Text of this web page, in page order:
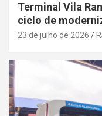
Terminal Vila
ciclo de
23 de julho de 2026